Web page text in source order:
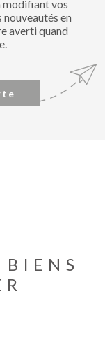
CHEZ
modifiant vos
nouveautés en
averti quand